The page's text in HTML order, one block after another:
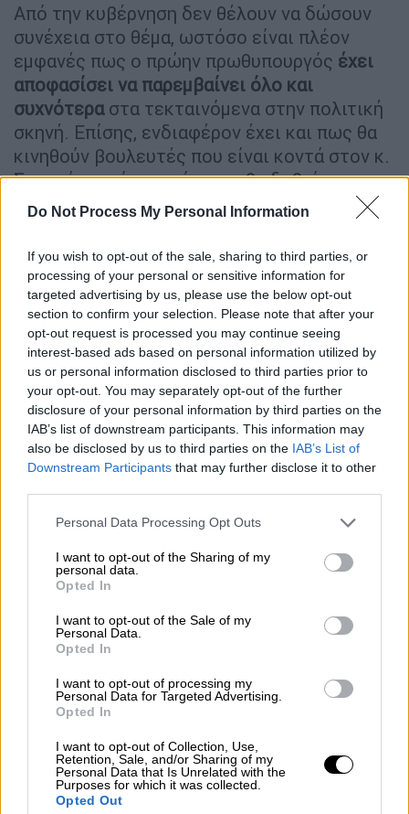
Do Not Process My Personal Information
If you wish to opt-out of the sale, sharing to third parties, or
processing of your personal or sensitive information for
targeted advertising by us, please use the below opt-out
section to confirm your selection. Please note that after your
opt-out request is processed you may continue seeing
interest-based ads based on personal information utilized by
us or personal information disclosed to third parties prior to
your opt-out. You may separately opt-out of the further
disclosure of your personal information by third parties on the
IAB’s list of downstream participants. This information may
also be disclosed by us to third parties on the IAB’s List of
Downstream Participants that may further disclose it to other
Please note that this website/app uses one or more Google
not limited to your visit or usage behaviour. You may click to
grant or deny consent to Google and its third-party tags to
use your data for below specified purposes in below Google
consent section.
Personal Data Processing Opt Outs
I want to opt-out of the Sharing of my
personal data.
Opted In
I want to opt-out of the Sale of my
Personal Data.
Opted In
I want to opt-out of processing my
Personal Data for Targeted Advertising.
Opted In
I want to opt-out of Collection, Use,
Retention, Sale, and/or Sharing of my
Personal Data that Is Unrelated with the
Purposes for which it was collected.
Opted Out
Από την κυβέρνηση δεν θέλουν να δώσουν
συνέχεια στο θέμα, ωστόσο είναι πλέον
εμφανές πως ο πρώην πρωθυπουργός έχει
αποφασίσει να παρεμβαίνει όλο και
συχνότεραστα τεκταινόμενα στην πολιτική
σκηνή. Επίσης, ενδιαφέρον έχει και πως θα
κινηθούν βουλευτές που είναι κοντά στον κ.
Σαμαρά και μία … πρόγευση θα δοθεί στην
ψηφοφορία για τον γάμο των ομόφυλων
Τι έγινε στο γαλάζιο «φροντιστήριο»
Η προσπάθεια της κυβέρνησης να αυξηθεί ο
αριθμός τωνγαλάζιων «ναι»εντείνεται και
το ενδιαφέρον στρέφεται στους βουλευτές-
κυρίως από την περιφέρεια-που είναι
αναποφάσιστοι. Χθες για τις προωθούμενες
αλλαγές υπήρξεενημέρωση περίπου 60
βουλευτώναπό τον υπουργό Επικρατείας
Άκη Σκέρτσο και θα ακολουθήσει
μετά τη χθεσινή συνεδρίαση βουλευτές που
έχουν διαφωνήσει με τη ρύθμιση, φαίνεται
επιμένουν στις απόψεις τους.
Σύμφωνα με πληροφορίες ο Άκης Σκέρτσος
υπενθύμισε πως ο Κωνσταντίνος
Καραμανλής είχε πει πως «ανήκουμε στη
Δύση», κάτι που αφορά τη χώρα οικονομικά,
πολιτικά αλλά και πολιτιστικά. Από την
ανάλογες ρυθμίσεις (με αυτές που
προβλέπονται στο νομοσχέδιο) ισχύουν σε
σειρά άλλων ευρωπαϊκών κρατών και γίνεται